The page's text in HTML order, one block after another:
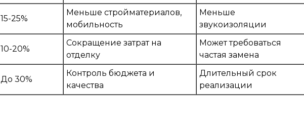
15-25%
Меньше стройматериалов,
мобильность
Меньше
звукоизоляции
10-20%
Сокращение затрат на
отделку
Может требоваться
частая замена
До 30%
Контроль бюджета и
качества
Длительный срок
реализации